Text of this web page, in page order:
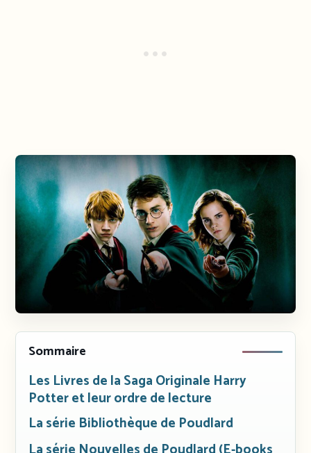
Sommaire
Les Livres de la Saga Originale Harry
Potter et leur ordre de lecture
La série Bibliothèque de Poudlard